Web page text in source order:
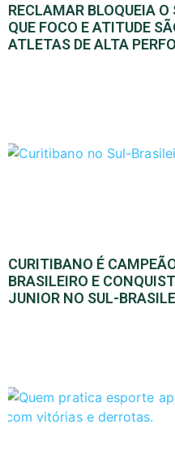
RECLAMAR BLOQUEIA O
QUE FOCO E ATITUDE
ATLETAS DE ALTA
CURITIBANO É
BRASILEIRO E
JUNIOR NO SUL-